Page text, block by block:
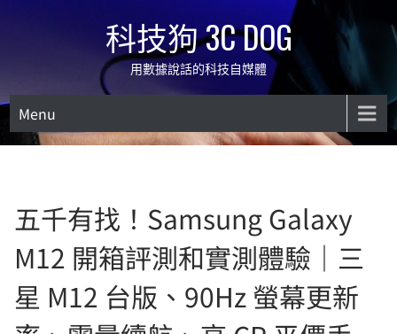
科技狗 3C DOG
用數據說話的科技自媒體
Menu
五千有找！Samsung Galaxy
M12 開箱評測和實測體驗｜三
星 M12 台版、90Hz 螢幕更新